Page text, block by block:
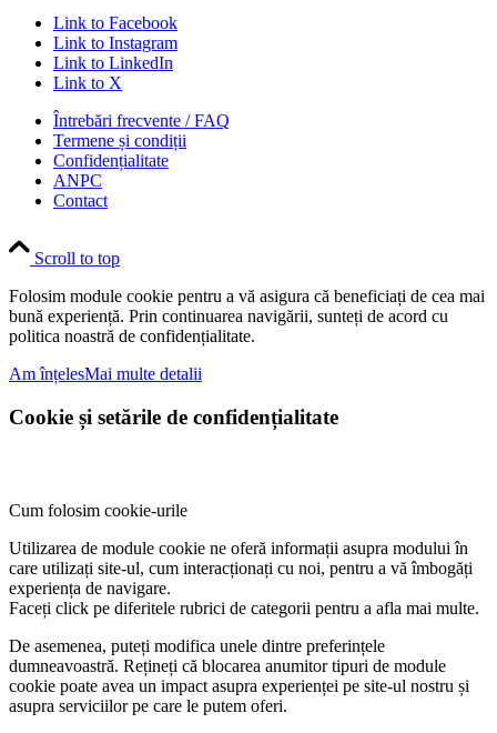
Link to Facebook
Link to Instagram
Link to LinkedIn
Link to X
Întrebări frecvente / FAQ
Termene și condiții
Confidențialitate
ANPC
Contact
Scroll to top
Folosim module cookie pentru a vă asigura că beneficiați de cea mai
bună experiență. Prin continuarea navigării, sunteți de acord cu
politica noastră de confidențialitate.
Am înțelesMai multe detalii
Cookie și setările de confidențialitate
Cum folosim cookie-urile
Utilizarea de module cookie ne oferă informații asupra modului în
care utilizați site-ul, cum interacționați cu noi, pentru a vă îmbogăți
experiența de navigare.
Faceți click pe diferitele rubrici de categorii pentru a afla mai multe.
De asemenea, puteți modifica unele dintre preferințele
dumneavoastră. Rețineți că blocarea anumitor tipuri de module
cookie poate avea un impact asupra experienței pe site-ul nostru și
asupra serviciilor pe care le putem oferi.